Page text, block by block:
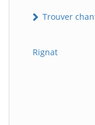
Trouver
Rignat